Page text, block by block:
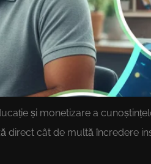
și monetizare a
cât de multă încredere